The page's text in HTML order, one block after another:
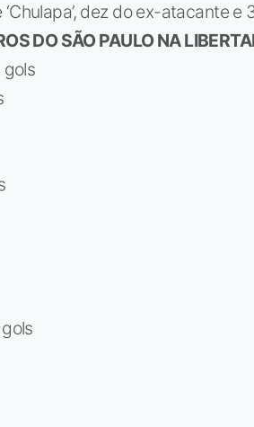
dez do ex-atacante
DO SÃO PAULO NA
gols